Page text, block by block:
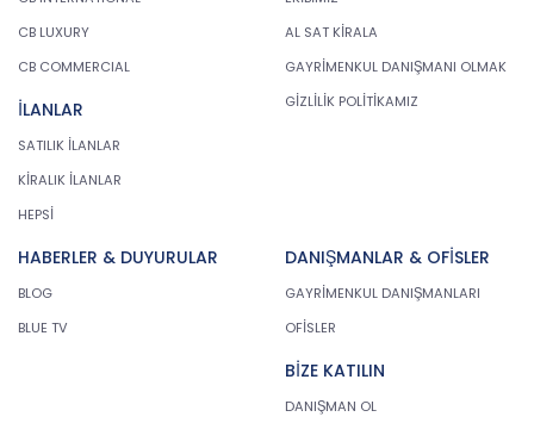
CB LUXURY
CB COMMERCIAL
İLANLAR
SATILIK İLANLAR
KİRALIK İLANLAR
HEPSİ
AL SAT KİRALA
GAYRİMENKUL DANIŞMANI OLMAK
GİZLİLİK POLİTİKAMIZ
HABERLER & DUYURULAR
BLOG
BLUE TV
DANIŞMANLAR & OFİSLER
GAYRİMENKUL DANIŞMANLARI
OFİSLER
BİZE KATILIN
DANIŞMAN OL